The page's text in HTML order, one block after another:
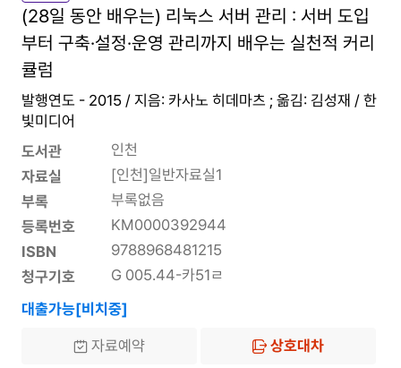
(28일 동안 배우는) 리눅스 서버 관리 : 서버 도입
부터 구축·설정·운영 관리까지 배우는 실천적 커리
큘럼
발행연도 - 2015 / 지음: 카사노 히데마츠 ; 옮김: 김성재 / 한
빛미디어
도서관
인천
자료실
[인천]일반자료실1
부록
부록없음
등록번호
KM0000392944
ISBN
9788968481215
청구기호
G 005.44-카51ㄹ
대출가능[비치중]
자료예약 상호대차